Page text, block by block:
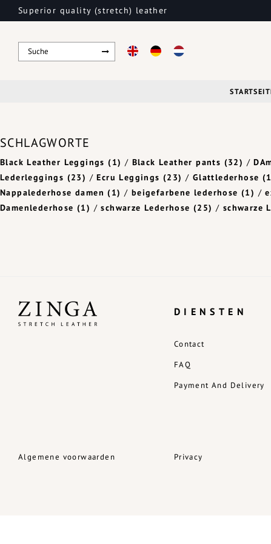
Superior quality (stretch) leather
SCHLAGWORTE
Black Leather Leggings(1) / Black Leather pants (32) /
Lederleggings (23) /Ecru Leggings(23) / Glattlederhose
Nappalederhose damen(1) / beigefarbene lederhose(1) /
Damenlederhose(1) /schwarze Lederhose(25) / schwarze
Algemene voorwaarden
DIENSTEN
Contact
FAQ
Payment And Delivery
Privacy